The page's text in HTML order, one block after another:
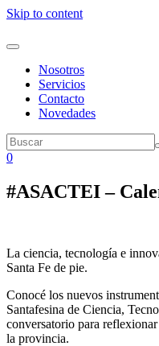
Skip to content
Nosotros
Servicios
Contacto
Novedades
0
#ASACTEI –
La ciencia, tecnología e
Santa Fe de pie.
Conocé los nuevos
Santafesina de Ciencia,
conversatorio para
la provincia.